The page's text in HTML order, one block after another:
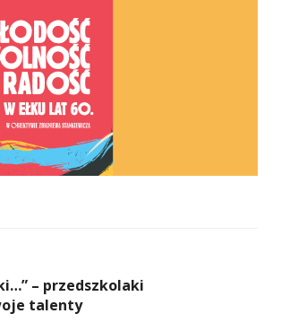
– przedszkolaki
talenty